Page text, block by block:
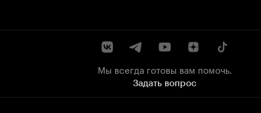
Мы всегда готовы вам помочь.
Задать вопрос